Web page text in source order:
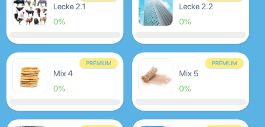
Lecke 2.1
0%
Lecke 2.2
0%
PRÉMIUM
Mix 4
0%
PRÉMIUM
Mix 5
0%